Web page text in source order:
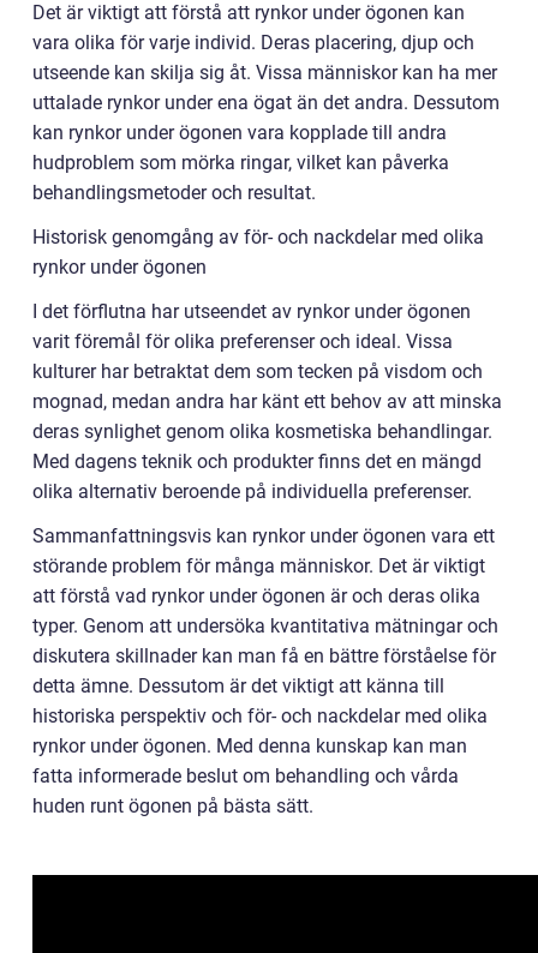
Det är viktigt att förstå att rynkor under ögonen kan
vara olika för varje individ. Deras placering, djup och
utseende kan skilja sig åt. Vissa människor kan ha mer
uttalade rynkor under ena ögat än det andra. Dessutom
kan rynkor under ögonen vara kopplade till andra
hudproblem som mörka ringar, vilket kan påverka
behandlingsmetoder och resultat.
Historisk genomgång av för- och nackdelar med olika
rynkor under ögonen
I det förflutna har utseendet av rynkor under ögonen
varit föremål för olika preferenser och ideal. Vissa
kulturer har betraktat dem som tecken på visdom och
mognad, medan andra har känt ett behov av att minska
deras synlighet genom olika kosmetiska behandlingar.
Med dagens teknik och produkter finns det en mängd
olika alternativ beroende på individuella preferenser.
Sammanfattningsvis kan rynkor under ögonen vara ett
störande problem för många människor. Det är viktigt
att förstå vad rynkor under ögonen är och deras olika
typer. Genom att undersöka kvantitativa mätningar och
diskutera skillnader kan man få en bättre förståelse för
detta ämne. Dessutom är det viktigt att känna till
historiska perspektiv och för- och nackdelar med olika
rynkor under ögonen. Med denna kunskap kan man
fatta informerade beslut om behandling och vårda
huden runt ögonen på bästa sätt.